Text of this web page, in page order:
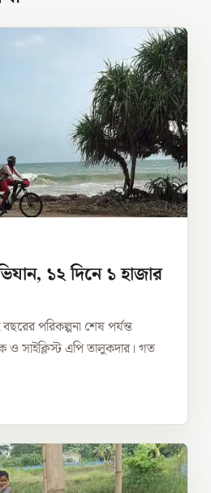
১২ দিনে ১ হাজার
পরিকল্পনা শেষ পর্যন্ত
ও সাইক্লিস্ট এপি তালুকদার। গত